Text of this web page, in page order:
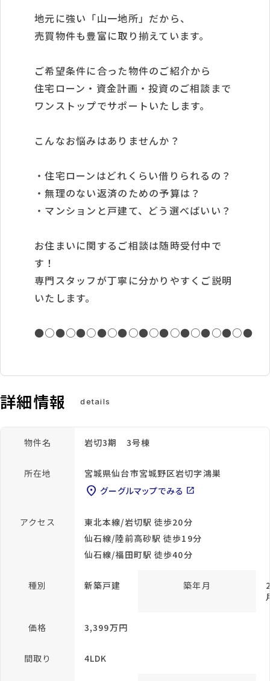
地元に強い「山一地所」だから、
売買物件も豊富に取り揃えています。
ご希望条件に合った物件のご紹介から
住宅ローン・資金計画・投資のご相談まで
ワンストップでサポートいたします。
こんなお悩みはありませんか？
・住宅ローンはどれくらい借りられるの？
・無理のない返済のための予算は？
・マンションと戸建て、どう選べばいい？
お住まいに関するご相談は随時受付中で
す！
専門スタッフが丁寧に分かりやすくご説明
いたします。
●○●○●○●○●○●○●○●○●○●○●
詳細情報 details
物件名 岩切3期 3号棟
所在地 宮城県仙台市宮城野区岩切字鴻巣
location_on グーグルマップでみる open_in_new
アクセス
東北本線/岩切駅 徒歩20分
仙石線/陸前高砂駅 徒歩19分
仙石線/福田町駅 徒歩40分
種別 新築戸建 築年月
価格 3,399万円
間取り 4LDK